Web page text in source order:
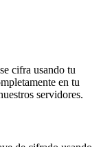
cifra usando tu
en tu
servidores.